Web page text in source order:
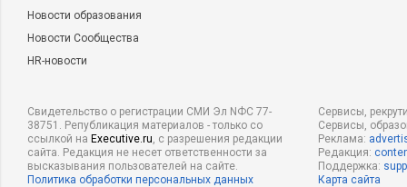
Новости образования
Новости Сообщества
HR-новости
Свидетельство о регистрации СМИ Эл NФС 77-
38751. Републикация материалов - только со
ссылкой на Executive.ru, с разрешения редакции
сайта. Редакция не несет ответственности за
высказывания пользователей на сайте.
Политика обработки персональных данных
Сервисы,
Сервисы,
Реклама:
Редакция:
Поддержка:
Карта сайта